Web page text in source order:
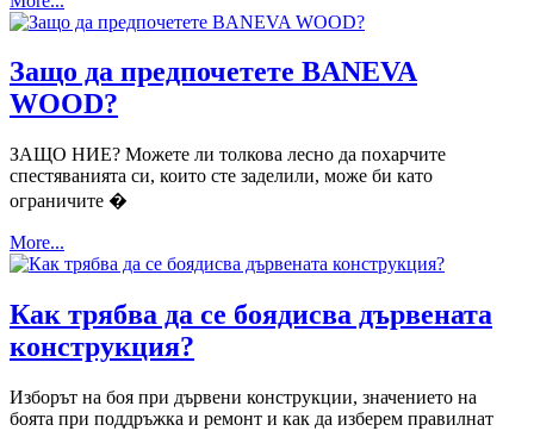
Защо да предпочетете BANEVA
WOOD?
ЗАЩО НИЕ? Можете ли толкова лесно да похарчите
спестяванията си, които сте заделили, може би като
ограничите �
More...
Как трябва да се боядисва дървената
конструкция?
Изборът на боя при дървени конструкции, значението на
боята при поддръжка и ремонт и как да изберем правилнат